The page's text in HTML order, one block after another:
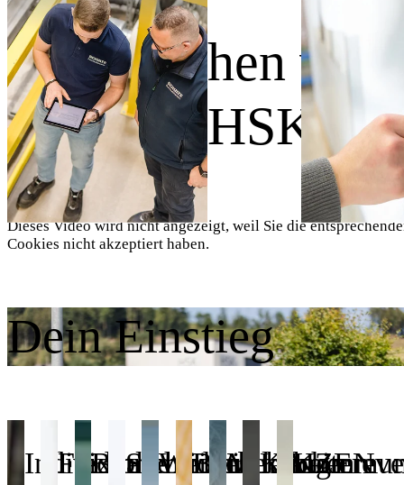
Dafür stehen wir.
Wir sind HSK.
Dieses Video wird nicht angezeigt, weil Sie die
Cookies nicht akzeptiert haben.
Dein Einstieg
Individuelle
Flexible
Betriebliches
Sicherheit
Weiterbildung
Betrieblicher
KAIZEN